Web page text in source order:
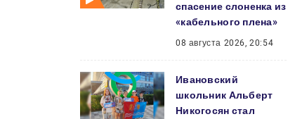
спасение слоненка из
«кабельного плена»
08 августа 2026, 20:54
Ивановский
школьник Альберт
Никогосян стал